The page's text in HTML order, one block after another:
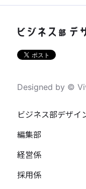
Designed by ©
ビジネス部デザイ
編集部
経営係
採用係